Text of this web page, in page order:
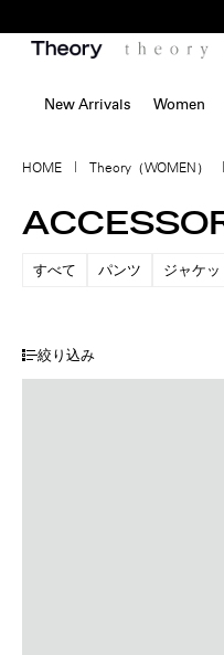
New Arrivals Women
HOME Theory（WOMEN）
すべて パンツ ジャケッ
絞り込み